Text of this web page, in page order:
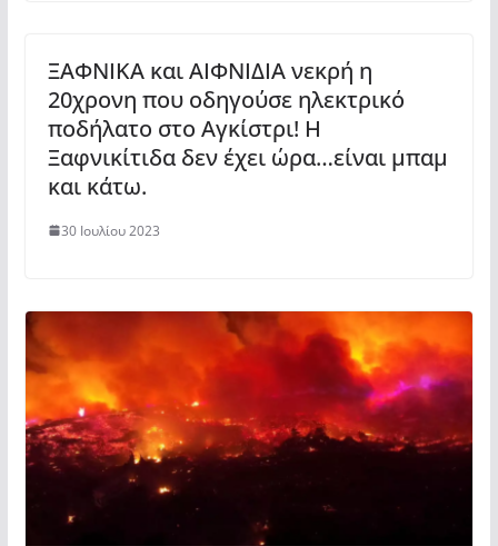
ΞΑΦΝΙΚΑ και ΑΙΦΝΙΔΙΑ νεκρή η
20χρονη που οδηγούσε ηλεκτρικό
ποδήλατο στο Αγκίστρι! Η
Ξαφνικίτιδα δεν έχει ώρα…είναι μπαμ
και κάτω.
30 Ιουλίου 2023